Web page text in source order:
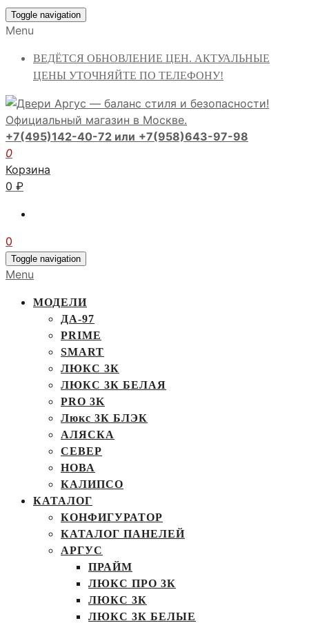
Toggle navigation
Menu
ВЕДЁТСЯ ОБНОВЛЕНИЕ ЦЕН. АКТУАЛЬНЫЕ
ЦЕНЫ УТОЧНЯЙТЕ ПО ТЕЛЕФОНУ!
+7(495)142-40-72 или +7(958)643-97-98
0
Корзина
0 ₽
0
Toggle navigation
Menu
МОДЕЛИ
ДА-97
PRIME
SMART
ЛЮКС 3К
ЛЮКС 3К БЕЛАЯ
PRO 3K
Люкс 3К БЛЭК
АЛЯСКА
СЕВЕР
НОВА
КАЛИПСО
КАТАЛОГ
КОНФИГУРАТОР
КАТАЛОГ ПАНЕЛЕЙ
АРГУС
ПРАЙМ
ЛЮКС ПРО 3К
ЛЮКС 3К
ЛЮКС 3К БЕЛЫЕ